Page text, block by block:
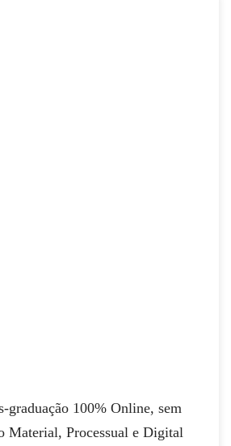
graduação 100% Online, sem
Material, Processual e Digital